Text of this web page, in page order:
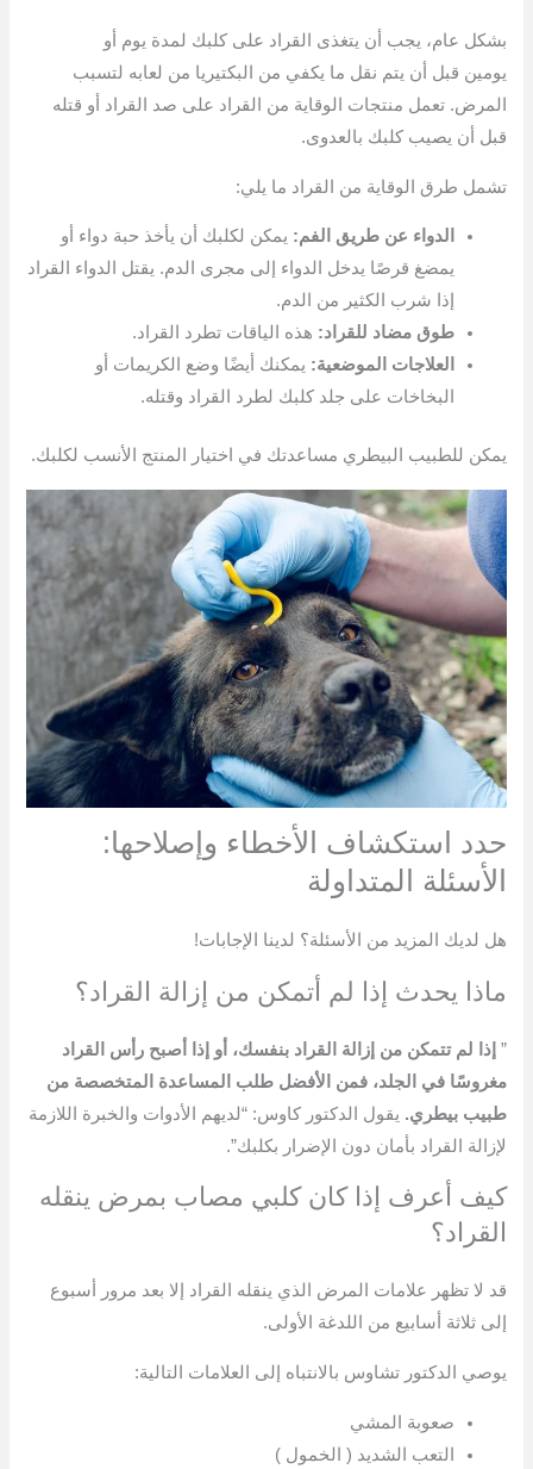
بشكل عام، يجب أن يتغذى القراد على كلبك لمدة يوم أو
يومين قبل أن يتم نقل ما يكفي من البكتيريا من لعابه لتسبب
المرض. تعمل منتجات الوقاية من القراد على صد القراد أو قتله
قبل أن يصيب كلبك بالعدوى.
تشمل طرق الوقاية من القراد ما يلي:
الدواء عن طريق الفم: يمكن لكلبك أن يأخذ حبة دواء أو
يمضغ قرصًا يدخل الدواء إلى مجرى الدم. يقتل الدواء القراد
إذا شرب الكثير من الدم.
طوق مضاد للقراد: هذه الياقات تطرد القراد.
العلاجات الموضعية: يمكنك أيضًا وضع الكريمات أو
البخاخات على جلد كلبك لطرد القراد وقتله.
يمكن للطبيب البيطري مساعدتك في اختيار المنتج الأنسب لكلبك.
حدد استكشاف الأخطاء وإصلاحها:
الأسئلة المتداولة
هل لديك المزيد من الأسئلة؟ لدينا الإجابات!
ماذا يحدث إذا لم أتمكن من إزالة القراد؟
” إذا لم تتمكن من إزالة القراد بنفسك، أو إذا أصبح رأس القراد
مغروسًا في الجلد، فمن الأفضل طلب المساعدة المتخصصة من
طبيب بيطري. يقول الدكتور كاوس: “لديهم الأدوات والخبرة اللازمة
لإزالة القراد بأمان دون الإضرار بكلبك”.
كيف أعرف إذا كان كلبي مصاب بمرض ينقله
القراد؟
قد لا تظهر علامات المرض الذي ينقله القراد إلا بعد مرور أسبوع
إلى ثلاثة أسابيع من اللدغة الأولى.
يوصي الدكتور تشاوس بالانتباه إلى العلامات التالية:
صعوبة المشي
التعب الشديد ( الخمول )